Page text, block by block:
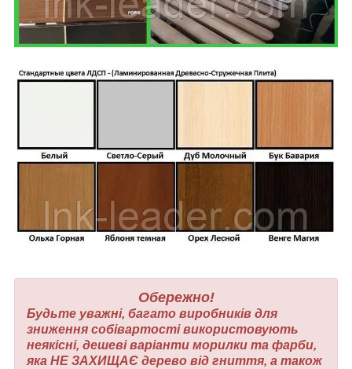
Обережно!
Будьте уважні, багато виробників для
зниження собівартості використовують
неякісні, дешеві варіанти морилки та фарби,
яка НЕ ЗАХИЩАЄ дерево від гниття, а також